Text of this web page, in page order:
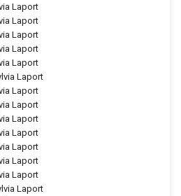
Laport
Laport
Laport
Laport
Laport
Laport
Laport
Laport
Laport
Laport
Laport
Laport
Laport
Laport